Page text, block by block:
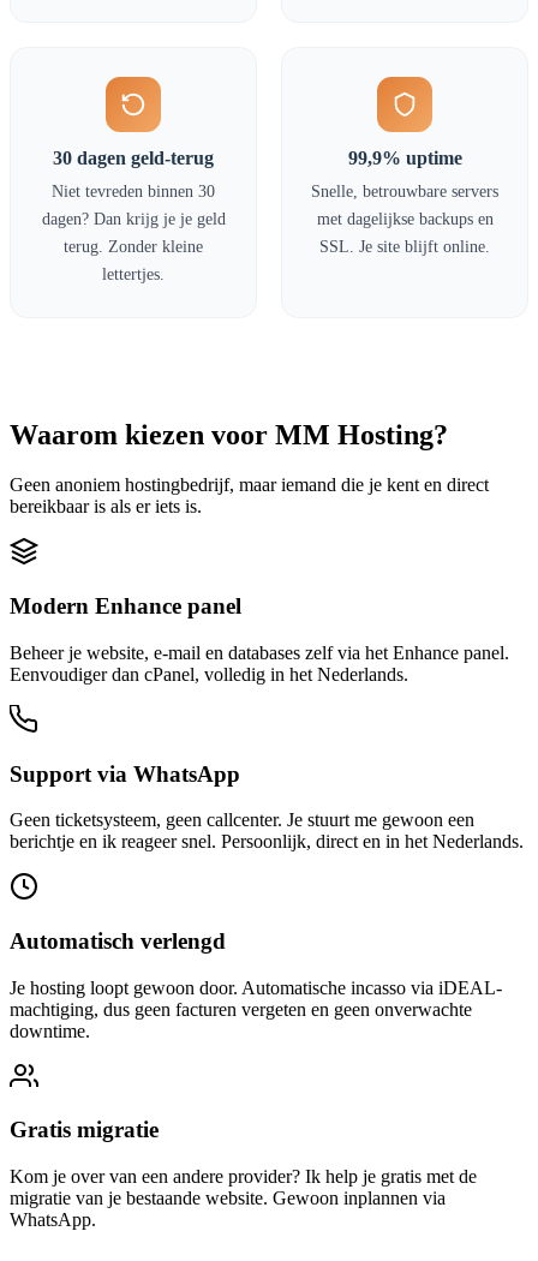
30 dagen geld-terug
Niet tevreden binnen 30
dagen? Dan krijg je je geld
terug. Zonder kleine
lettertjes.
99,9% uptime
Snelle, betrouwbare servers
met dagelijkse backups en
SSL. Je site blijft online.
Waarom kiezen voor MM Hosting?
Geen anoniem hostingbedrijf, maar iemand die je kent en direct
bereikbaar is als er iets is.
Modern Enhance panel
Beheer je website, e-mail en databases zelf via het Enhance panel.
Eenvoudiger dan cPanel, volledig in het Nederlands.
Support via WhatsApp
Geen ticketsysteem, geen callcenter. Je stuurt me gewoon een
berichtje en ik reageer snel. Persoonlijk, direct en in het Nederlands.
Automatisch verlengd
Je hosting loopt gewoon door. Automatische incasso via iDEAL-
machtiging, dus geen facturen vergeten en geen onverwachte
downtime.
Gratis migratie
Kom je over van een andere provider? Ik help je gratis met de
migratie van je bestaande website. Gewoon inplannen via
WhatsApp.